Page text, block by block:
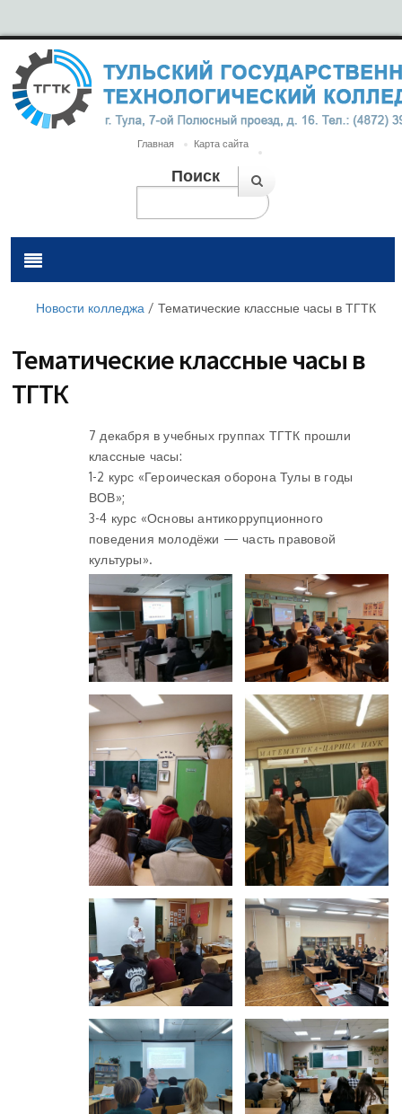
Главная Карта сайта
Поиск
Новости колледжа / Тематические классные часы в ТГТК
Тематические классные часы в
ТГТК
7 декабря в учебных группах ТГТК прошли
классные часы:
1-2 курс «Героическая оборона Тулы в годы
ВОВ»;
3-4 курс «Основы антикоррупционного
поведения молодёжи — часть правовой
культуры».